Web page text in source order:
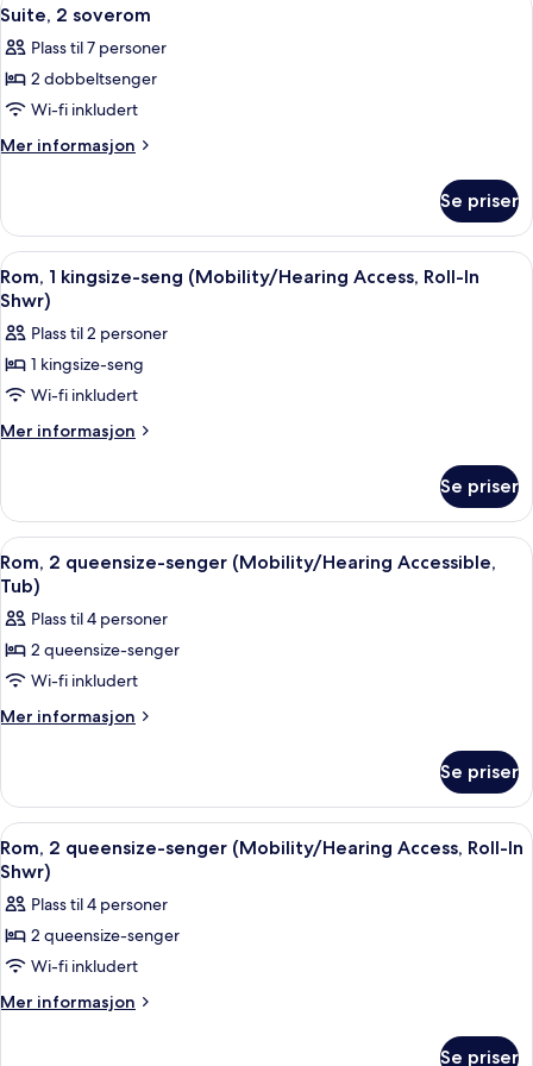
alle
bildene
av
Suite,
2
6
Suite, 2 soverom
Plass til 7 personer
2 dobbeltsenger
Wi-fi inkludert
Mer informasjon
Mer
2
soverom
Se priser
Åpne
alle
bildene
av
Rom,
1
kingsize-
Access,
Roll-
In
Shwr)
Sengetøy av topp kvalitet, safe på
4
Rom, 1 kingsize-seng (Mobility/Hearing Access, Roll-In
Shwr)
Plass til 2 personer
1 kingsize-seng
Wi-fi inkludert
Mer informasjon
Mer
1
kingsize-
seng
(Mobility/Hearing
Access,
Roll-
In
Se priser
Åpne
alle
bildene
av
Rom,
2
queensize-
Accessible,
Tub)
Sengetøy av topp kvalitet, safe på
3
Rom, 2 queensize-senger (Mobility/Hearing Accessible,
Tub)
Plass til 4 personer
2 queensize-senger
Wi-fi inkludert
Mer informasjon
Mer
2
queensize-
senger
(Mobility/Hearing
Accessible,
Tub)
Se priser
Åpne
alle
bildene
av
Rom,
2
queensize-
Sengetøy av topp kvalitet, safe på
4
Rom, 2 queensize-senger (Mobility/Hearing Access, Roll-In
Shwr)
Plass til 4 personer
2 queensize-senger
Wi-fi inkludert
Mer informasjon
Mer
Se priser